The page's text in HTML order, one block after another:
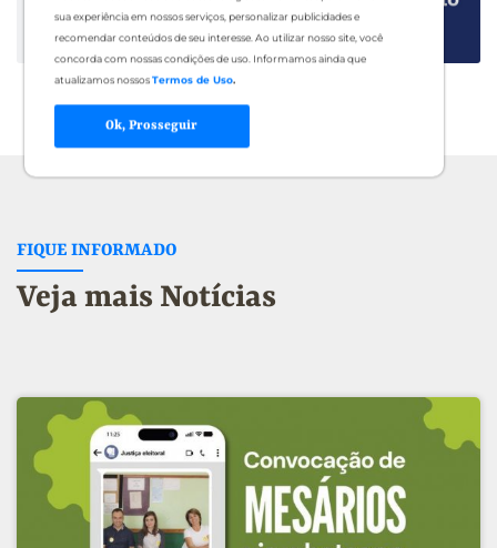
sua experiência em nossos serviços, personalizar publicidades e
recomendar conteúdos de seu interesse. Ao utilizar nosso site, você
concorda com nossas condições de uso. Informamos ainda que
atualizamos nossosTermos de Uso.
Ok, Prosseguir
FIQUE INFORMADO
Veja mais Notícias